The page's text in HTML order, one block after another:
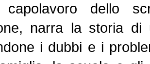
dello
narra la storia di
i dubbi e i